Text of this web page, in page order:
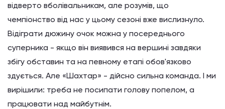
відверто вболівальникам, але розумів, що
чемпіонство від нас у цьому сезоні вже вислизнуло.
Відіграти дюжину очок можна у посереднього
суперника - якщо він виявився на вершині завдяки
збігу обставин та на певному етапі обов'язково
здується. Але «Шахтар» - дійсно сильна команда. І ми
вирішили: треба не посипати голову попелом, а
працювати над майбутнім.